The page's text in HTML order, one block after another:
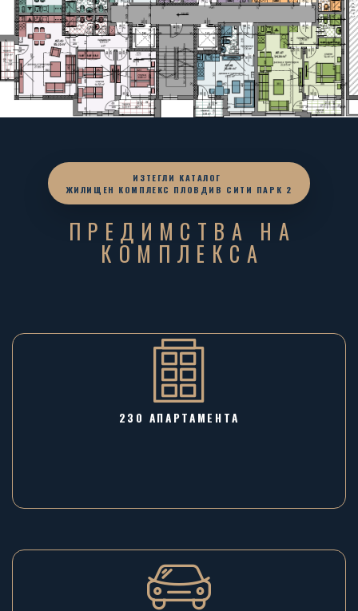
ИЗТЕГЛИ КАТАЛОГ
ЖИЛИЩЕН КОМПЛЕКС ПЛОВДИВ СИТИ ПАРК 2
ПРЕДИМСТВА НА
КОМПЛЕКСА
230 АПАРТАМЕНТА